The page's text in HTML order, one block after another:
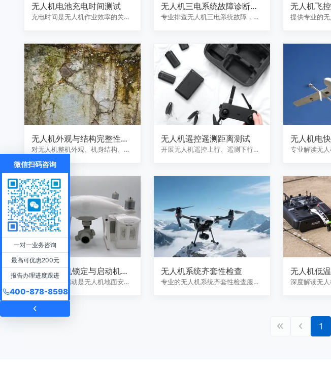
无人机电池充电时间测试
充电时间是无人机作业效率的关
无人机三电系统故障诊断与
根因分析
专业排查无人机三电系统故障，通
无人机飞
性测试
提供专业的
无人机外观与结构完整性检
验
对无人机整机外观、机身结构、连
接件、紧固件及防护部件进行系
统…
无人机遥控遥测距离测试
开展无人机遥控上行、遥测下行链
无人机电
扰度测试
专业解读无
无人机电机锁定与启动机制
测试
电机锁定与启动是无人机地面安全
的第一道防线。我们提供专业的
无…
无人机系统齐套性检查
专业的无人机系统齐套性检查服
无人机低
深度解读无
1
微信扫码咨询
一对一业务咨询
最高可优惠200元
报告办理进度跟进
400-878-8598